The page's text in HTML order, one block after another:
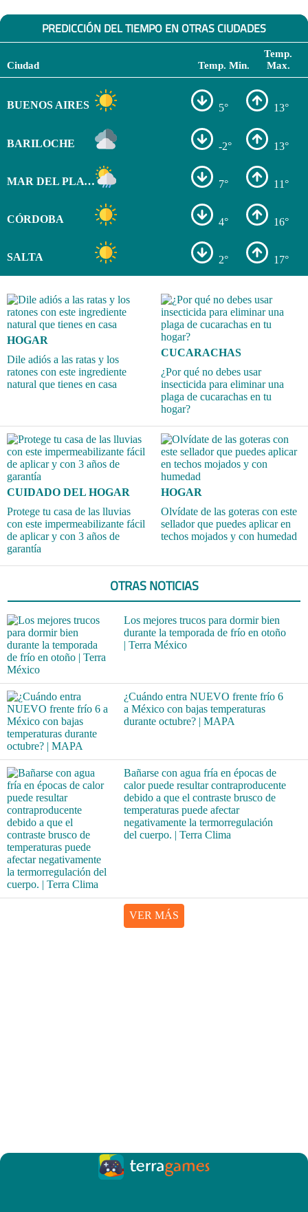
PREDICCIÓN DEL TIEMPO EN OTRAS CIUDADES
Ciudad Temp. Min.
Temp.
Max.
BUENOS AIRES 5° 13°
BARILOCHE -2° 13°
MAR DEL PLATA 7° 11°
CÓRDOBA 4° 16°
SALTA 2° 17°
HOGAR
Dile adiós a las ratas y los
ratones con este ingrediente
natural que tienes en casa
CUCARACHAS
¿Por qué no debes usar
insecticida para eliminar una
plaga de cucarachas en tu
hogar?
CUIDADO DEL HOGAR
Protege tu casa de las lluvias
con este impermeabilizante fácil
de aplicar y con 3 años de
garantía
HOGAR
Olvídate de las goteras con este
sellador que puedes aplicar en
techos mojados y con humedad
OTRAS NOTICIAS
Los mejores trucos para dormir bien
durante la temporada de frío en otoño
| Terra México
¿Cuándo entra NUEVO frente frío 6
a México con bajas temperaturas
durante octubre? | MAPA
Bañarse con agua fría en épocas de
calor puede resultar contraproducente
debido a que el contraste brusco de
temperaturas puede afectar
negativamente la termorregulación
del cuerpo. | Terra Clima
VER MÁS